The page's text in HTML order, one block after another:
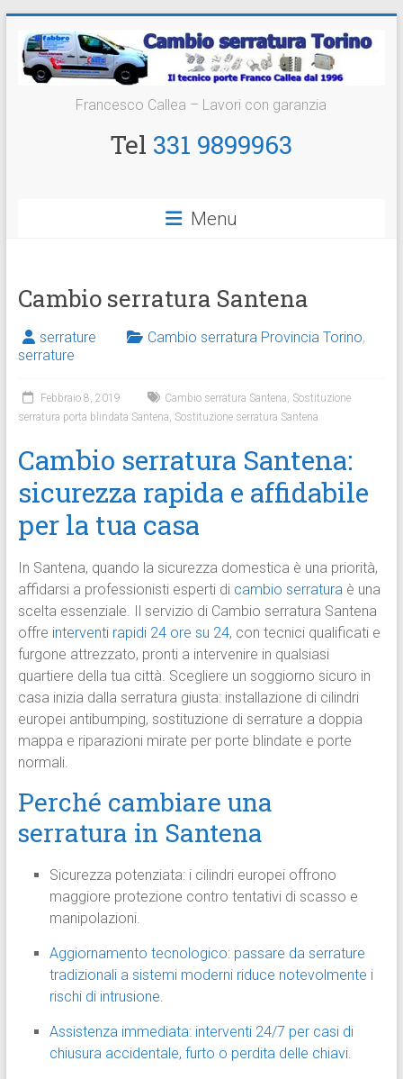
contenuto
Cambio
Serratura
Francesco Callea – Lavori con garanzia
Tel 331 9899963
Menu
Cambio serratura Santena
serrature Cambio serratura Provincia Torino,
serrature
Febbraio 8, 2019 Cambio serratura Santena, Sostituzione
serratura porta blindata Santena, Sostituzione serratura Santena
Cambio serratura Santena:
sicurezza rapida e affidabile
per la tua casa
In Santena, quando la sicurezza domestica è una priorità,
affidarsi a professionisti esperti di cambio serraturaè una
scelta essenziale. Il servizio di Cambio serratura Santena
offre interventi rapidi 24 ore su 24, con tecnici qualificati e
furgone attrezzato, pronti a intervenire in qualsiasi
quartiere della tua città. Scegliere un soggiorno sicuro in
casa inizia dalla serratura giusta: installazione di cilindri
europei antibumping, sostituzione di serrature a doppia
mappa e riparazioni mirate per porte blindate e porte
normali.
Perché cambiare una
serratura in Santena
Sicurezza potenziata: i cilindri europei offrono
maggiore protezione contro tentativi di scasso e
manipolazioni.
Aggiornamento tecnologico: passare da serrature
tradizionali a sistemi moderni riduce notevolmente i
rischi di intrusione.
Assistenza immediata: interventi 24/7 per casi di
chiusura accidentale, furto o perdita delle chiavi.